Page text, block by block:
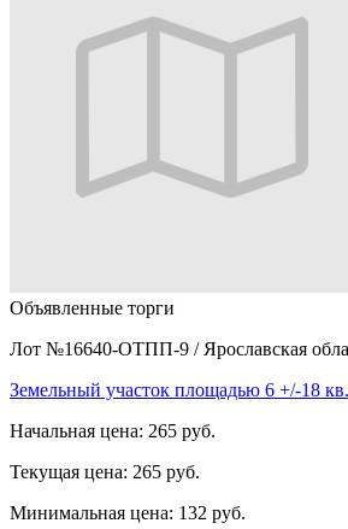
Объявленные торги
Лот №16640-ОТПП-9 / Ярославская
Земельный участок площадью 6 +/-18
Начальная цена: 265 руб.
Текущая цена: 265 руб.
Минимальная цена: 132 руб.